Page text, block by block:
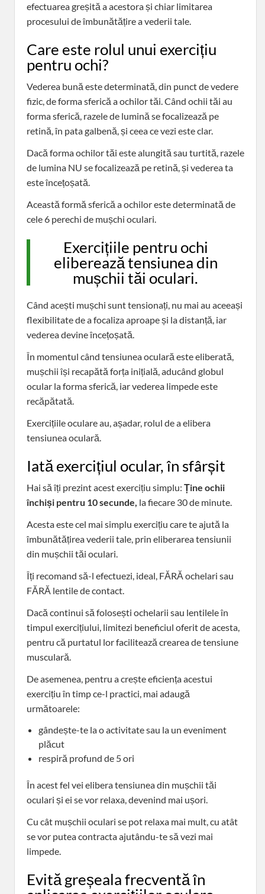
efectuarea greșită a acestora și chiar limitarea
procesului de îmbunătățire a vederii tale.
Care este rolul unui exercițiu
pentru ochi?
Vederea bună este determinată, din punct de vedere
fizic, de forma sferică a ochilor tăi. Când ochii tăi au
forma sferică, razele de lumină se focalizează pe
retină, în pata galbenă, și ceea ce vezi este clar.
Dacă forma ochilor tăi este alungită sau turtită, razele
de lumina NU se focalizează pe retină, și vederea ta
este încețoșată.
Această formă sferică a ochilor este determinată de
cele 6 perechi de mușchi oculari.
Exercițiile pentru ochi
eliberează tensiunea din
mușchii tăi oculari.
Când acești mușchi sunt tensionați, nu mai au aceeași
flexibilitate de a focaliza aproape și la distanță, iar
vederea devine încețoșată.
În momentul când tensiunea oculară este eliberată,
mușchii își recapătă forța inițială, aducând globul
ocular la forma sferică, iar vederea limpede este
recăpătată.
Exercițiile oculare au, așadar, rolul de a elibera
tensiunea oculară.
Iată exercițiul ocular, în sfârșit
Hai să îți prezint acest exercițiu simplu: Ține ochii
închiși pentru 10 secunde, la fiecare 30 de minute.
Acesta este cel mai simplu exercițiu care te ajută la
îmbunătățirea vederii tale, prin eliberarea tensiunii
din mușchii tăi oculari.
Îți recomand să-l efectuezi, ideal, FĂRĂ ochelari sau
FĂRĂ lentile de contact.
Dacă continui să folosești ochelarii sau lentilele în
timpul exercițiului, limitezi beneficiul oferit de acesta,
pentru că purtatul lor facilitează crearea de tensiune
musculară.
De asemenea, pentru a crește eficiența acestui
exercițiu în timp ce-l practici, mai adaugă
următoarele:
gândește-te la o activitate sau la un eveniment
plăcut
respiră profund de 5 ori
În acest fel vei elibera tensiunea din mușchii tăi
oculari și ei se vor relaxa, devenind mai ușori.
Cu cât mușchii oculari se pot relaxa mai mult, cu atât
se vor putea contracta ajutându-te să vezi mai
limpede.
Evită greșeala frecventă în